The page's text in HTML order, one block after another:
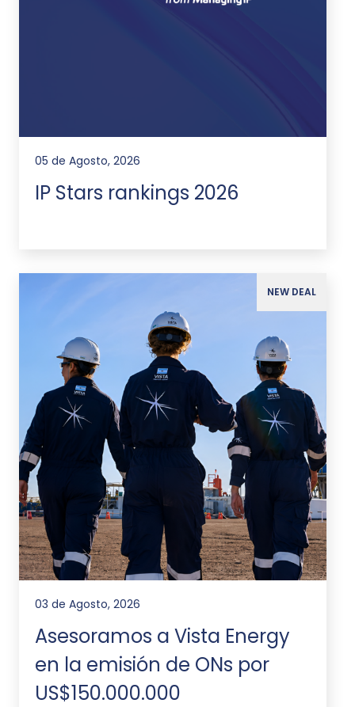
05 de Agosto, 2026
IP Stars rankings 2026
NEW DEAL
03 de Agosto, 2026
Asesoramos a Vista Energy
en la emisión de ONs por
US$150.000.000